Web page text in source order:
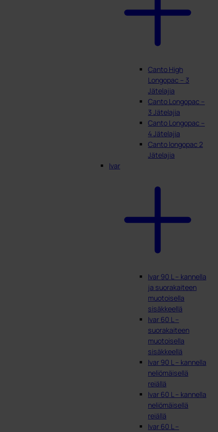
Canto High
Longopac – 3
Jätelajia
Canto Longopac –
3 Jätelajia
Canto Longopac –
4 Jätelajia
Canto longopac 2
Jätelajia
Ivar
Ivar 90 L – kannella
ja suorakaiteen
muotoisella
sisäkkeellä
Ivar 60 L –
suorakaiteen
muotoisella
sisäkkeellä
Ivar 90 L – kannella
neliömäisellä
reiällä
Ivar 60 L – kannella
neliömäisellä
reiällä
Ivar 60 L –